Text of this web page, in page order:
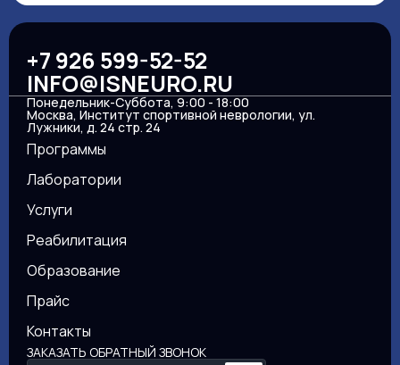
+7 926 599-52-52
INFO@ISNEURO.RU
Понедельник-Суббота, 9:00 - 18:00
Москва, Институт спортивной неврологии, ул.
Лужники, д. 24 стр. 24
Программы
Лаборатории
Услуги
Реабилитация
Образование
Прайс
Контакты
ЗАКАЗАТЬ ОБРАТНЫЙ ЗВОНОК